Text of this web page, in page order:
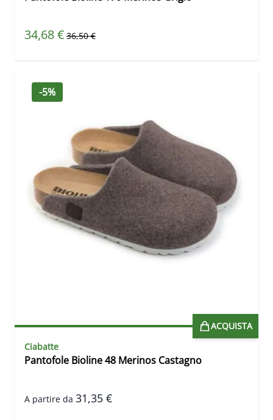
Prezzo speciale
34,68 € Prezzo predefinito
36,50 €
-5%
ACQUISTA
Ciabatte
Pantofole Bioline 48 Merinos Castagno
A partire da 31,35 €